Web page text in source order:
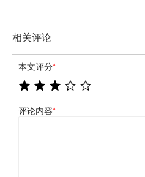
相关评论
本文评分*
评论内容*